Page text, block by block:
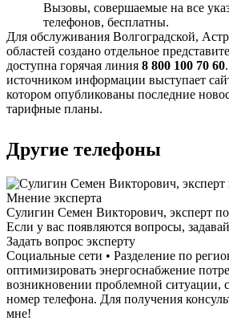
Вызовы, совершаемые на все
телефонов, бесплатны.
Для обслуживания Волгоградской,
областей создано отдельное
доступна горячая линия 8 800 100 70 60
источником информации выступает
котором опубликованы последние
тарифные планы.
Другие телефоны
Мнение эксперта
Сулигин Семен Викторович, эксперт
Если у вас появляются вопросы,
Задать вопрос эксперту
Социальные сети • Разделение по
оптимизировать энергоснабжение
возникновении проблемной ситуации,
номер телефона. Для получения
мне!